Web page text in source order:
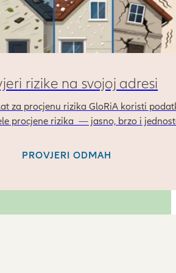
rizike na svojoj adresi
za procjenu rizika GloRiA koristi
procjene rizika — jasno, brzo i
PROVJERI ODMAH